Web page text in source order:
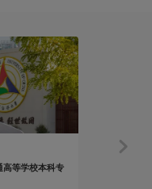
高等学校本科专
创作笔记